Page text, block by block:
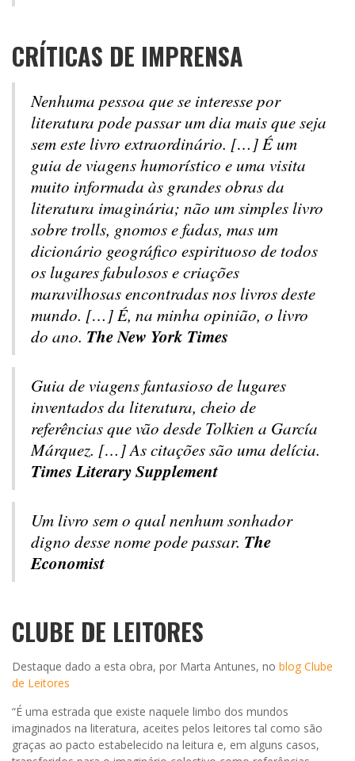
CRÍTICAS DE IMPRENSA
Nenhuma pessoa que se interesse por
literatura pode passar um dia mais que seja
sem este livro extraordinário. […] É um
guia de viagens humorístico e uma visita
muito informada às grandes obras da
literatura imaginária; não um simples livro
sobre trolls, gnomos e fadas, mas um
dicionário geográfico espirituoso de todos
os lugares fabulosos e criações
maravilhosas encontradas nos livros deste
mundo. […] É, na minha opinião, o livro
do ano. The New York Times
Guia de viagens fantasioso de lugares
inventados da literatura, cheio de
referências que vão desde Tolkien a García
Márquez. […] As citações são uma delícia.
Times Literary Supplement
Um livro sem o qual nenhum sonhador
digno desse nome pode passar. The
Economist
CLUBE DE LEITORES
Destaque dado a esta obra, por Marta Antunes, no blog Clube
de Leitores
“É uma estrada que existe naquele limbo dos mundos
imaginados na literatura, aceites pelos leitores tal como são
graças ao pacto estabelecido na leitura e, em alguns casos,